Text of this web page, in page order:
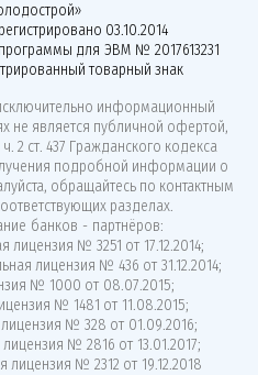
03.10.2014
для ЭВМ № 2017613231
товарный знак
информационный
не является публичной офертой,
ст. 437 Гражданского кодекса
подробной информации о
обращайтесь по контактным
разделах.
банков - партнёров:
лицензия № 3251 от 17.12.2014;
лицензия № 436 от 31.12.2014;
№ 1000 от 08.07.2015;
№ 1481 от 11.08.2015;
№ 328 от 01.09.2016;
№ 2816 от 13.01.2017;
№ 2312 от 19.12.2018